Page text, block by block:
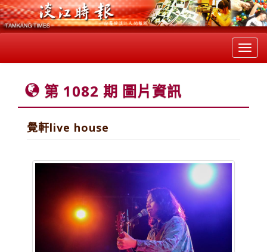
第 1082 期 圖片資訊
覺軒live house